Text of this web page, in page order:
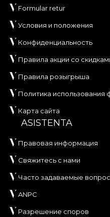
Formular retur
Условия и положения
Конфиденциальность
Правила акции со
Правила розыгрыша
Политика использования
Карта сайта
ASISTENTA
Правовая информация
Свяжитесь с нами
Часто задаваемые
ANPC
Разрешение споров